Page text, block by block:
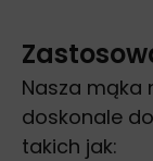
Nasza mąka
doskonale
takich jak: